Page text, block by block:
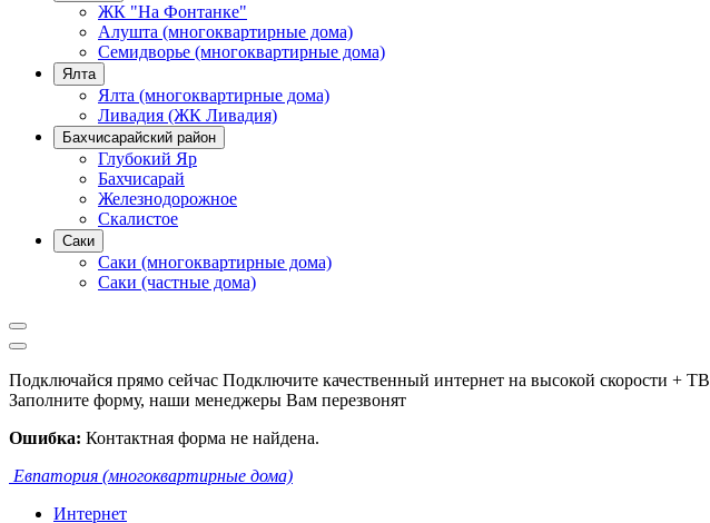
ЖК "На Фонтанке"
Алушта (многоквартирные дома)
Семидворье (многоквартирные дома)
Ялта
Ялта (многоквартирные дома)
Ливадия (ЖК Ливадия)
Бахчисарайский район
Глубокий Яр
Бахчисарай
Железнодорожное
Скалистое
Саки
Саки (многоквартирные дома)
Саки (частные дома)
Подключайся прямо сейчас Подключите качественный интернет на высокой скорости + ТВ
Заполните форму, наши менеджеры Вам перезвонят
Ошибка: Контактная форма не найдена.
Евпатория (многоквартирные дома)
Интернет